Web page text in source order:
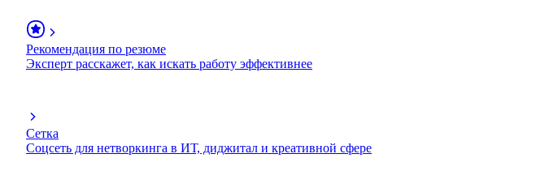
Рекомендация по резюме
Эксперт расскажет, как искать работу эффективнее
Сетка
Соцсеть для нетворкинга в ИТ, диджитал и креативной сфере